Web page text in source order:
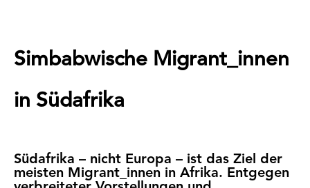
Simbabwische Migrant_innen
in Südafrika
Südafrika – nicht Europa – ist das Ziel der
meisten Migrant_innen in Afrika. Entgegen